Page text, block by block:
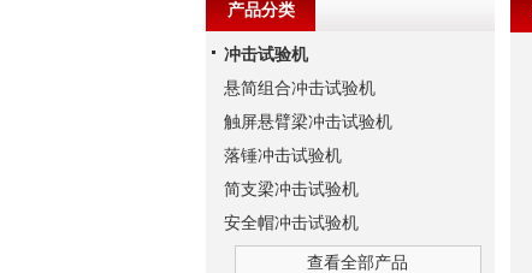
产品分类
冲击试验机
悬简组合冲击试验机
触屏悬臂梁冲击试验机
落锤冲击试验机
简支梁冲击试验机
安全帽冲击试验机
查看全部产品